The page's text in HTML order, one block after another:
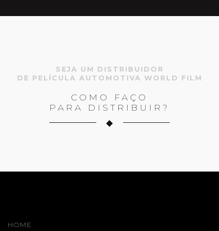
SEJA UM DISTRIBUIDOR
DE PELÍCULA AUTOMOTIVA WORLD FILM
COMO FAÇO
PARA DISTRIBUIR?
HOME